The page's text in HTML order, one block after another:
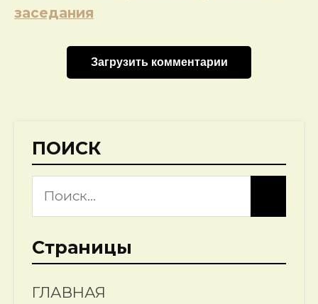
заседания
Загрузить комментарии
ПОИСК
Страницы
ГЛАВНАЯ